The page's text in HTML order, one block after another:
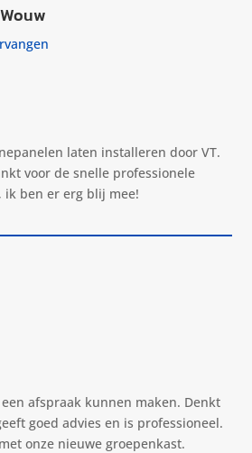
laten installeren door VT.
voor de snelle professionele
ik ben er erg blij mee!
afspraak kunnen maken. Denkt
goed advies en is professioneel.
onze nieuwe groepenkast.